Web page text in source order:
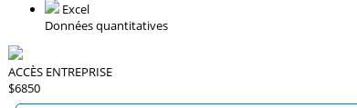
Excel
Données quantitatives
ACCÈS ENTREPRISE
$6850